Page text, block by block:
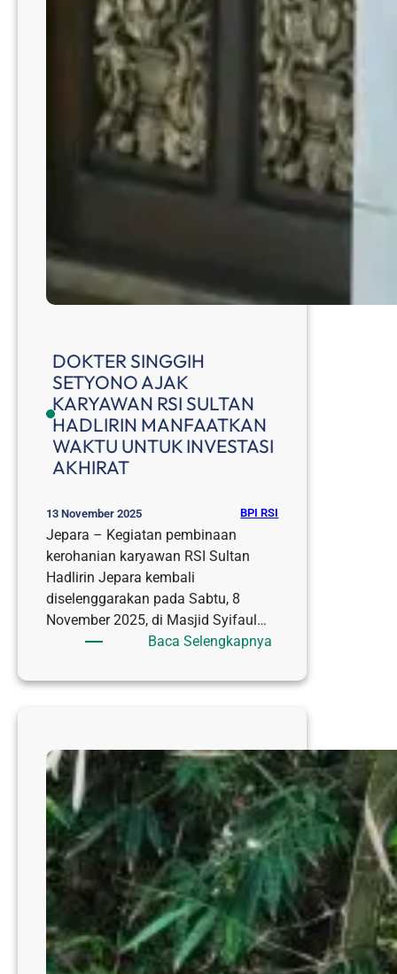
DOKTER SINGGIH
SETYONO AJAK
KARYAWAN RSI SULTAN
HADLIRIN MANFAATKAN
WAKTU UNTUK INVESTASI
AKHIRAT
13 November 2025 BPI RSI
Jepara – Kegiatan pembinaan
kerohanian karyawan RSI Sultan
Hadlirin Jepara kembali
diselenggarakan pada Sabtu, 8
November 2025, di Masjid Syifaul…
Baca Selengkapnya
SINGGIH
KARYAWAN
RSI
SULTAN
HADLIRIN
MANFAATKAN
WAKTU
UNTUK
INVESTASI
AKHIRAT